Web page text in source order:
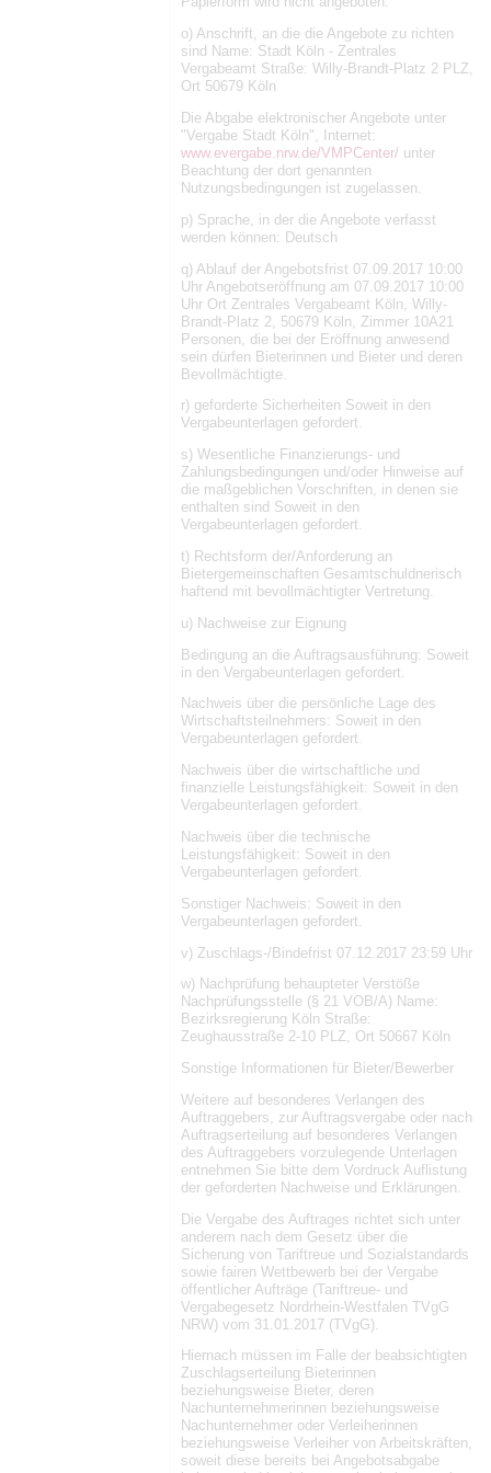
o) Anschrift, an die die Angebote zu richten
sind Name: Stadt Köln - Zentrales
Vergabeamt Straße: Willy-Brandt-Platz 2 PLZ,
Ort 50679 Köln
Die Abgabe elektronischer Angebote unter
"Vergabe Stadt Köln", Internet:
www.evergabe.nrw.de/VMPCenter/ unter
Beachtung der dort genannten
Nutzungsbedingungen ist zugelassen.
p) Sprache, in der die Angebote verfasst
werden können: Deutsch
q) Ablauf der Angebotsfrist 07.09.2017 10:00
Uhr Angebotseröffnung am 07.09.2017 10:00
Uhr Ort Zentrales Vergabeamt Köln, Willy-
Brandt-Platz 2, 50679 Köln, Zimmer 10A21
Personen, die bei der Eröffnung anwesend
sein dürfen Bieterinnen und Bieter und deren
Bevollmächtigte.
r) geforderte Sicherheiten Soweit in den
Vergabeunterlagen gefordert.
s) Wesentliche Finanzierungs- und
Zahlungsbedingungen und/oder Hinweise auf
die maßgeblichen Vorschriften, in denen sie
enthalten sind Soweit in den
Vergabeunterlagen gefordert.
t) Rechtsform der/Anforderung an
Bietergemeinschaften Gesamtschuldnerisch
haftend mit bevollmächtigter Vertretung.
u) Nachweise zur Eignung
Bedingung an die Auftragsausführung: Soweit
in den Vergabeunterlagen gefordert.
Nachweis über die persönliche Lage des
Wirtschaftsteilnehmers: Soweit in den
Vergabeunterlagen gefordert.
Nachweis über die wirtschaftliche und
finanzielle Leistungsfähigkeit: Soweit in den
Vergabeunterlagen gefordert.
Nachweis über die technische
Leistungsfähigkeit: Soweit in den
Vergabeunterlagen gefordert.
Sonstiger Nachweis: Soweit in den
Vergabeunterlagen gefordert.
v) Zuschlags-/Bindefrist 07.12.2017 23:59 Uhr
w) Nachprüfung behaupteter Verstöße
Nachprüfungsstelle (§ 21 VOB/A) Name:
Bezirksregierung Köln Straße:
Zeughausstraße 2-10 PLZ, Ort 50667 Köln
Sonstige Informationen für Bieter/Bewerber
Weitere auf besonderes Verlangen des
Auftraggebers, zur Auftragsvergabe oder nach
Auftragserteilung auf besonderes Verlangen
des Auftraggebers vorzulegende Unterlagen
entnehmen Sie bitte dem Vordruck Auflistung
der geforderten Nachweise und Erklärungen.
Die Vergabe des Auftrages richtet sich unter
anderem nach dem Gesetz über die
Sicherung von Tariftreue und Sozialstandards
sowie fairen Wettbewerb bei der Vergabe
öffentlicher Aufträge (Tariftreue- und
Vergabegesetz Nordrhein-Westfalen TVgG
NRW) vom 31.01.2017 (TVgG).
Hiernach müssen im Falle der beabsichtigten
Zuschlagserteilung Bieterinnen
beziehungsweise Bieter, deren
Nachunternehmerinnen beziehungsweise
Nachunternehmer oder Verleiherinnen
beziehungsweise Verleiher von Arbeitskräften,
soweit diese bereits bei Angebotsabgabe